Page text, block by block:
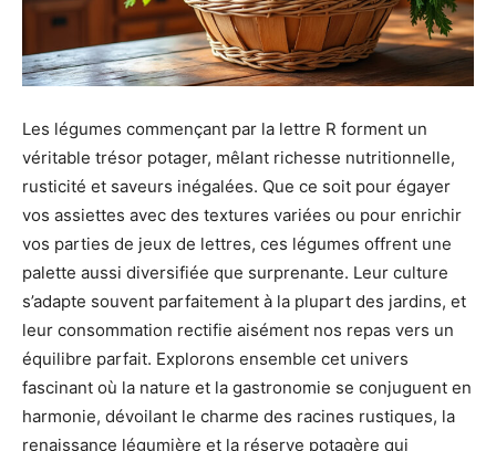
Les légumes commençant par la lettre R forment un
véritable trésor potager, mêlant richesse nutritionnelle,
rusticité et saveurs inégalées. Que ce soit pour égayer
vos assiettes avec des textures variées ou pour enrichir
vos parties de jeux de lettres, ces légumes offrent une
palette aussi diversifiée que surprenante. Leur culture
s’adapte souvent parfaitement à la plupart des jardins, et
leur consommation rectifie aisément nos repas vers un
équilibre parfait. Explorons ensemble cet univers
fascinant où la nature et la gastronomie se conjuguent en
harmonie, dévoilant le charme des racines rustiques, la
renaissance légumière et la réserve potagère qui